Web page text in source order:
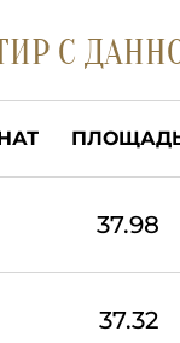
С
37.98
37.32